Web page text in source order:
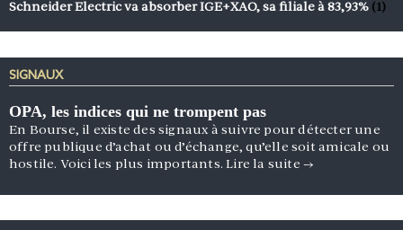
Schneider Electric va absorber IGE+XAO, sa filiale à 83,93% (1)
SIGNAUX
OPA, les indices qui ne trompent pas
En Bourse, il existe des signaux à suivre pour détecter une
offre publique d’achat ou d’échange, qu’elle soit amicale ou
hostile. Voici les plus importants.Lire la suite →